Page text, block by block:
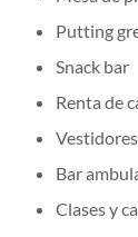
Putting
Snack bar
Renta de
Vestidores
Bar
Clases y